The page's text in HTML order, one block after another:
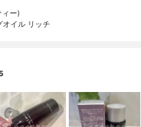
ィー)
オイル リッチ